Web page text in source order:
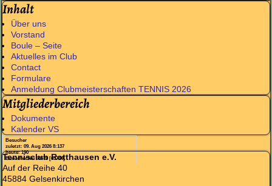
Inhalt
Über uns
Vorstand
Boule – Seite
Aktuelles im Club
Contact
Formulare
Anmeldung Clubmeisterschaften TENNIS 2026
Mitgliederbereich
Dokumente
Kalender VS
Besucher
zuletzt: 09. Aug 2026 8:137
heute: 190
Besucher Nr. 63570 [63744]
Tennisclub Rotthausen e.V.
Auf der Reihe 40
45884 Gelsenkirchen